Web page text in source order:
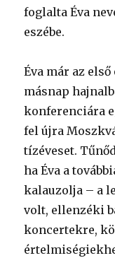
foglalta Éva
eszébe.
Éva már az
másnap
konferenciára
fel újra
tízéveset.
ha Éva a
kalauzolja – a
volt, ellenzéki
koncertekre,